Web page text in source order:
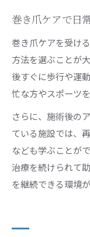
巻き爪ケアで日
巻き爪ケアを受け
方法を選ぶことが
後すぐに歩行や運
忙な方やスポーツ
さらに、施術後の
ている施設では、
なども学ぶことが
治療を続けられて
を継続できる環境